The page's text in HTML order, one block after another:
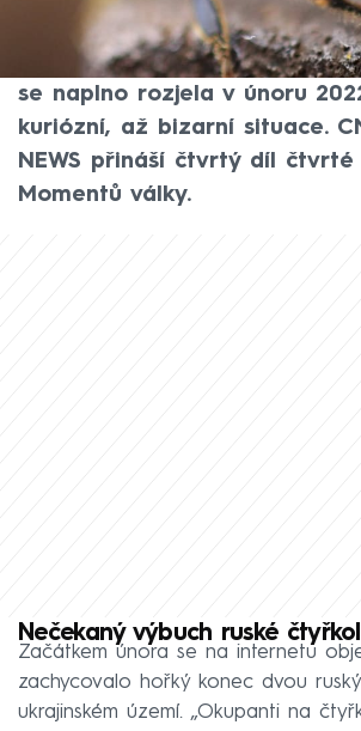
nejkrvavějším konfliktem v
světové války. Součástí
se naplno rozjela v únoru
kuriózní, až bizarní situace.
NEWS přináší čtvrtý díl čtvrté
Momentů války.
Nečekaný výbuch ruské
Začátkem února se na internetu
zachycovalo hořký konec dvou
ukrajinském území. „Okupanti na